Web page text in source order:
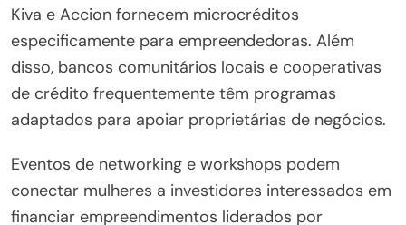
Kiva e Accion fornecem microcréditos
especificamente para empreendedoras. Além
disso, bancos comunitários locais e cooperativas
de crédito frequentemente têm programas
adaptados para apoiar proprietárias de negócios.
Eventos de networking e workshops podem
conectar mulheres a investidores interessados em
financiar empreendimentos liderados por